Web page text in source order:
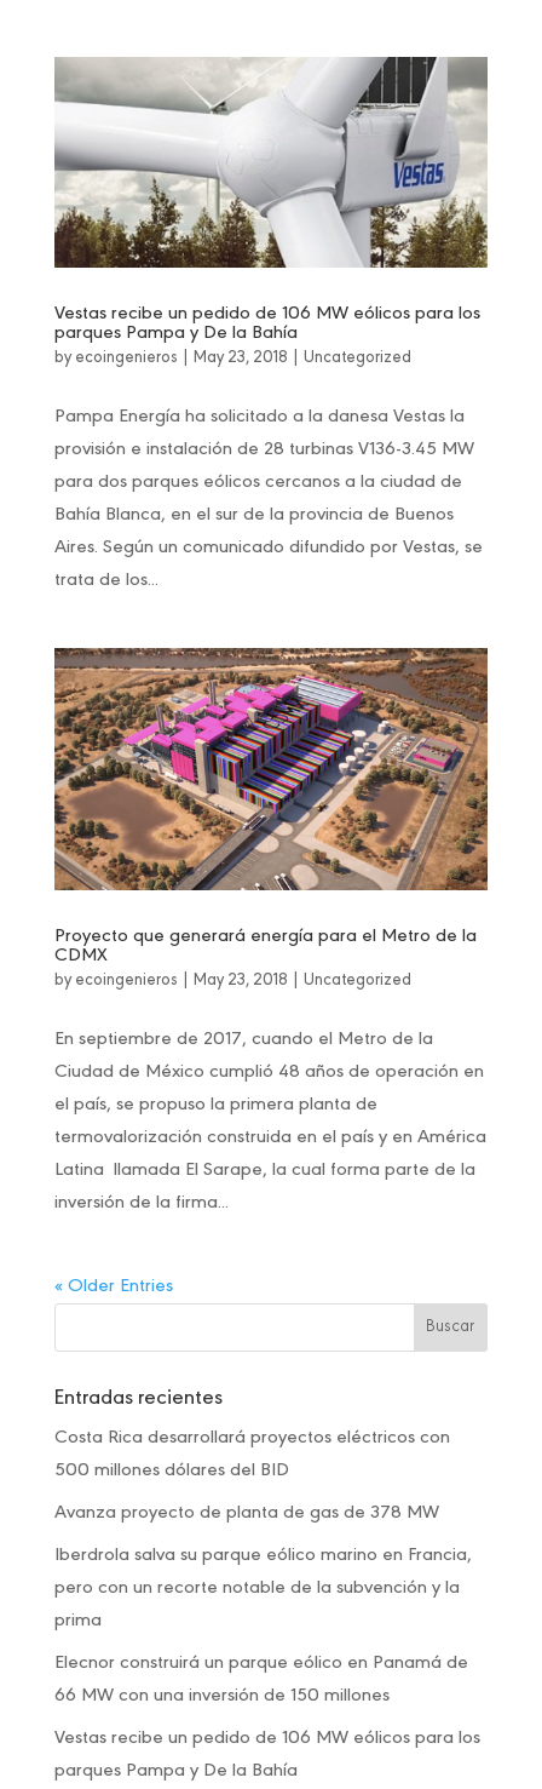
Vestas recibe un pedido de 106 MW eólicos para los
parques Pampa y De la Bahía
by ecoingenieros May 23, 2018 Uncategorized
Pampa Energía ha solicitado a la danesa Vestas la
provisión e instalación de 28 turbinas V136-3.45 MW
para dos parques eólicos cercanos a la ciudad de
Bahía Blanca, en el sur de la provincia de Buenos
Aires. Según un comunicado difundido por Vestas, se
trata de los...
Proyecto que generará energía para el Metro de la
CDMX
by ecoingenieros May 23, 2018 Uncategorized
En septiembre de 2017, cuando el Metro de la
Ciudad de México cumplió 48 años de operación en
el país, se propuso la primera planta de
termovalorización construida en el país y en América
Latina llamada El Sarape, la cual forma parte de la
inversión de la firma...
« Older Entries
Entradas recientes
Costa Rica desarrollará proyectos eléctricos con
500 millones dólares del BID
Avanza proyecto de planta de gas de 378 MW
Iberdrola salva su parque eólico marino en Francia,
pero con un recorte notable de la subvención y la
prima
Elecnor construirá un parque eólico en Panamá de
66 MW con una inversión de 150 millones
Vestas recibe un pedido de 106 MW eólicos para los
parques Pampa y De la Bahía